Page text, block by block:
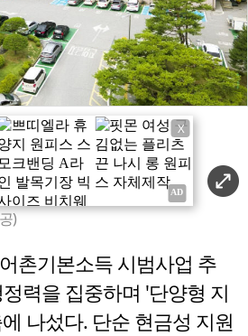
X
)
촌기본소득 시범사업 추
력을 집중하며 '단양형 지
나섰다. 단순 현금성 지원